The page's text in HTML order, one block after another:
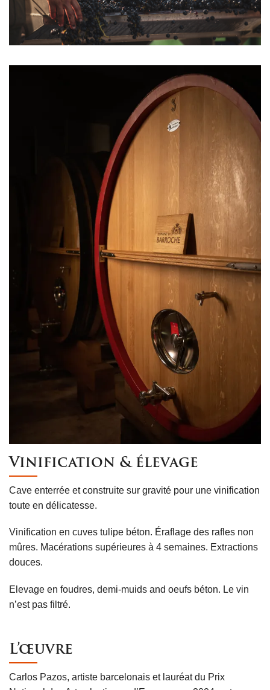
Vinification & élevage
Cave enterrée et construite sur gravité pour une vinification
toute en délicatesse.
Vinification en cuves tulipe béton. Éraflage des rafles non
mûres. Macérations supérieures à 4 semaines. Extractions
douces.
Elevage en foudres, demi-muids and oeufs béton. Le vin
n’est pas filtré.
L’œuvre
Carlos Pazos, artiste barcelonais et lauréat du Prix